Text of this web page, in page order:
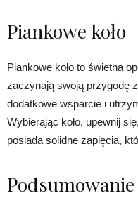
Piankowe koło
Piankowe koło to świetna
zaczynają swoją przygodę
dodatkowe wsparcie i
Wybierając koło, upewnij
posiada solidne zapięcia,
Podsumowanie